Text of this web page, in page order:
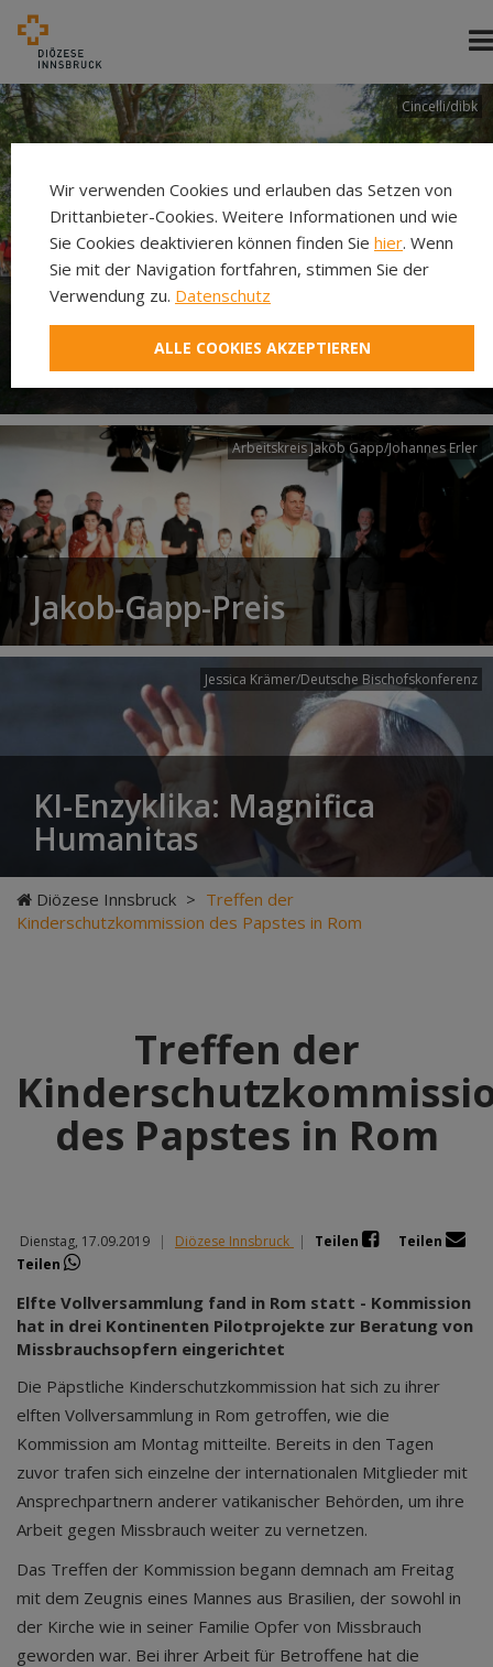
Cincelli/dibk
Neuer Pilgerweg Via
Laudato si’
Arbeitskreis Jakob Gapp/Johannes Erler
Jakob-Gapp-Preis
Jessica Krämer/Deutsche Bischofskonferenz
KI-Enzyklika: Magnifica
Humanitas
Diözese Innsbruck > Treffen der
Kinderschutzkommission des Papstes in Rom
Treffen der
des Papstes in Rom
Dienstag, 17.09.2019 | Diözese Innsbruck | Teilen
Teilen
Teilen
Elfte Vollversammlung fand in Rom statt - Kommission
hat in drei Kontinenten Pilotprojekte zur Beratung von
Missbrauchsopfern eingerichtet
Die Päpstliche Kinderschutzkommission hat sich zu ihrer
elften Vollversammlung in Rom getroffen, wie die
Kommission am Montag mitteilte. Bereits in den Tagen
zuvor trafen sich einzelne der internationalen Mitglieder mit
Ansprechpartnern anderer vatikanischer Behörden, um ihre
Arbeit gegen Missbrauch weiter zu vernetzen.
Das Treffen der Kommission begann demnach am Freitag
mit dem Zeugnis eines Mannes aus Brasilien, der sowohl in
der Kirche wie in seiner Familie Opfer von Missbrauch
geworden war. Bei ihrer Arbeit für Betroffene hat die
Wir verwenden Cookies und erlauben das Setzen von
Drittanbieter-Cookies. Weitere Informationen und wie
Sie Cookies deaktivieren können finden Sie hier. Wenn
Sie mit der Navigation fortfahren, stimmen Sie der
Verwendung zu. Datenschutz
ALLE COOKIES AKZEPTIEREN